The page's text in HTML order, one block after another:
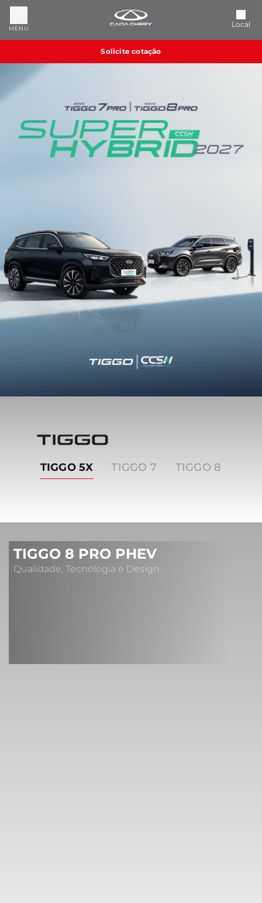
MENU Local
Solicite cotação
Tiggo
TIGGO 5X TIGGO 7 TIGGO 8
TIGGO 8 PRO PHEV
Qualidade, Tecnologia e Design